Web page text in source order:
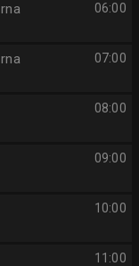
06:00
07:00
08:00
09:00
10:00
11:00